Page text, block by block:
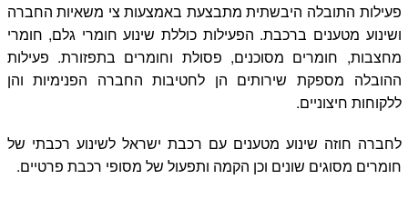
פעילות התובלה היבשתית מתבצעת באמצעות צי משאיות החברה
ושינוע מטענים ברכבת. הפעילות כוללת שינוע חומרי גלם, חומרי
מחצבות, חומרים מסוכנים, פסולת וחומרים בתפזורת. פעילות
ההובלה מספקת שירותים הן לחטיבות החברה הפנימיות והן
ללקוחות חיצוניים.
לחברה חוזה שינוע מטענים עם רכבת ישראל לשינוע רכבתי של
חומרים מסוגים שונים וכן הקמה ותפעול של מסופי רכבת פרטיים.